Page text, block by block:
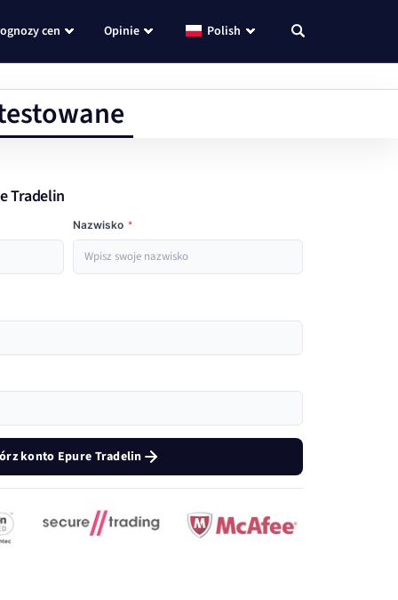
cen Opinie Polish
Tradelin
Nazwisko *
konto Epure Tradelin